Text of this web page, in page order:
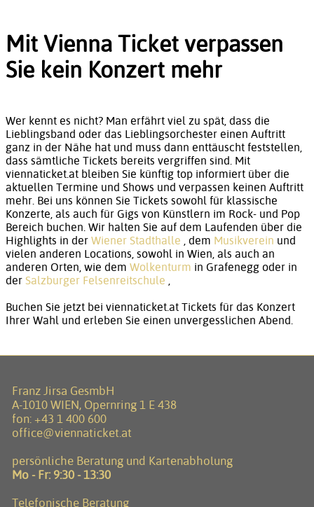
Mit Vienna Ticket verpassen
Sie kein Konzert mehr
Wer kennt es nicht? Man erfährt viel zu spät, dass die
Lieblingsband oder das Lieblingsorchester einen Auftritt
ganz in der Nähe hat und muss dann enttäuscht feststellen,
dass sämtliche Tickets bereits vergriffen sind. Mit
viennaticket.at bleiben Sie künftig top informiert über die
aktuellen Termine und Shows und verpassen keinen Auftritt
mehr. Bei uns können Sie Tickets sowohl für klassische
Konzerte, als auch für Gigs von Künstlern im Rock- und Pop
Bereich buchen. Wir halten Sie auf dem Laufenden über die
Highlights in der Wiener Stadthalle , dem Musikverein und
vielen anderen Locations, sowohl in Wien, als auch an
anderen Orten, wie dem Wolkenturm in Grafenegg oder in
der Salzburger Felsenreitschule ,
Buchen Sie jetzt bei viennaticket.at Tickets für das Konzert
Ihrer Wahl und erleben Sie einen unvergesslichen Abend.
Franz Jirsa GesmbH
A-1010 WIEN, Opernring 1 E 438
fon: +43 1 400 600
office@viennaticket.at
persönliche Beratung und Kartenabholung
Mo - Fr: 9:30 - 13:30
Telefonische Beratung